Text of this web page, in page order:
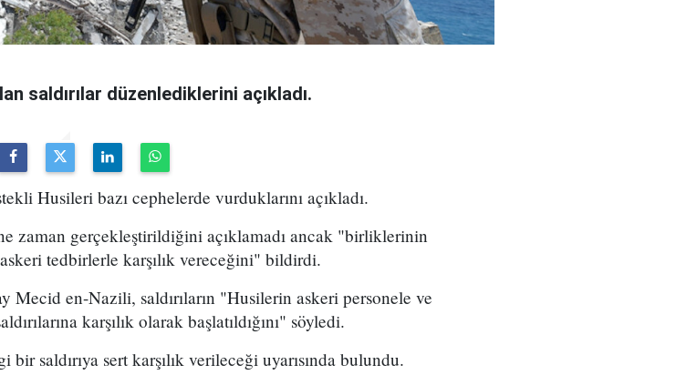
saldırılar düzenlediklerini açıkladı.
Husileri bazı cephelerde vurduklarını açıkladı.
ne zaman gerçekleştirildiğini açıklamadı ancak "birliklerinin
tedbirlerle karşılık vereceğini" bildirdi.
en-Nazili, saldırıların "Husilerin askeri personele ve
karşılık olarak başlatıldığını" söyledi.
saldırıya sert karşılık verileceği uyarısında bulundu.